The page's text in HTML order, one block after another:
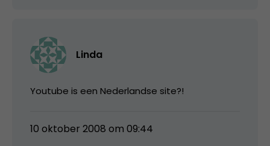
Linda
Youtube is een Nederlandse site?!
10 oktober 2008 om 09:44